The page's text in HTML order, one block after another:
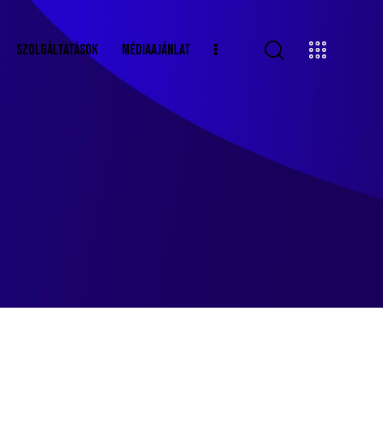
SZOLGÁLTATÁSOK MÉDIAAJÁNLAT